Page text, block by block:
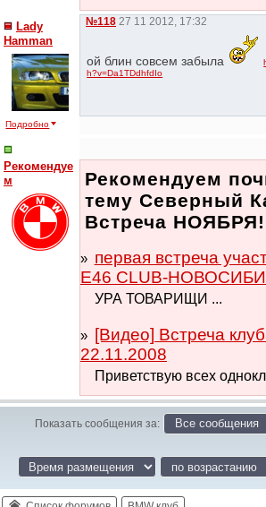
Lady
Hamman
Подробно
№118 27 11 2012, 17:32
ой блин совсем забыла
h?v=Da1TDdhfdIo
Рекомендуе
м
Рекомендуем
тему Северный
Встреча
первая встреча
E46 CLUB-
УРА ТОВАРИЩИ ...
[Видео] Встреча
22.11.2008
Приветствую всех
Показать сообщения за: